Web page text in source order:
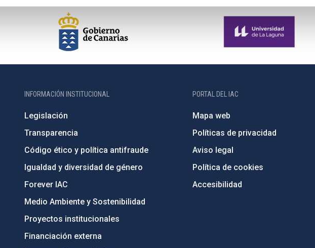
INFORMACIÓN INSTITUCIONAL
Legislación
Transparencia
Código ético y política antifraude
Igualdad y diversidad de género
Forever IAC
Medio Ambiente y Sostenibilidad
Proyectos institucionales
Financiación externa
PORTAL DEL IAC
Mapa web
Políticas de privacidad
Aviso legal
Política de cookies
Accesibilidad